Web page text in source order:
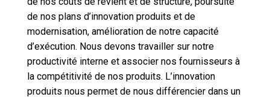
de nos plans d’innovation produits et de
modernisation, amélioration de notre capacité
d’exécution. Nous devons travailler sur notre
productivité interne et associer nos fournisseurs à
la compétitivité de nos produits. L’innovation
produits nous permet de nous différencier dans un